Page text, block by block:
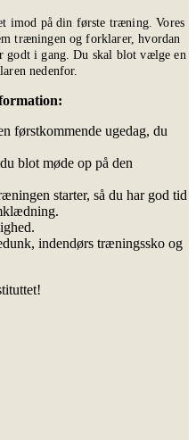
imod på din første træning. Vores
træningen og forklarer, hvordan
godt i gang. Du skal blot vælge en
nedenfor.
førstkommende ugedag, du
blot møde op på den
starter, så du har god tid
indendørs træningssko og